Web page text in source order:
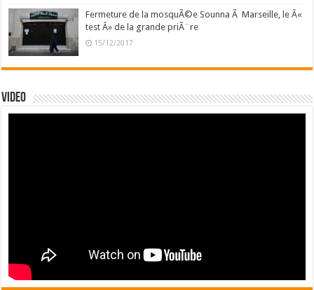
Fermeture de la mosquÃ©e Sounna Ã Marseille, le Â«
test Â» de la grande priÃ¨re
15/12/2017
Video